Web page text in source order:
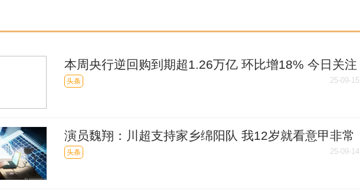
本周央行逆回购到期超1.26万亿 环比增18% 今日关注
头条 25-09-15
演员魏翔：川超支持家乡绵阳队 我12岁就看意甲非常
想解说足球_当前信息
头条 25-09-14